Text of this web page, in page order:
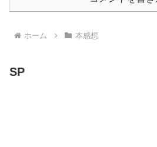
ホーム 本感想
SP